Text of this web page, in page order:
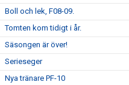
Boll och lek, F08-09.
Tomten kom tidigt i år.
Säsongen är över!
Serieseger
Nya tränare PF-10